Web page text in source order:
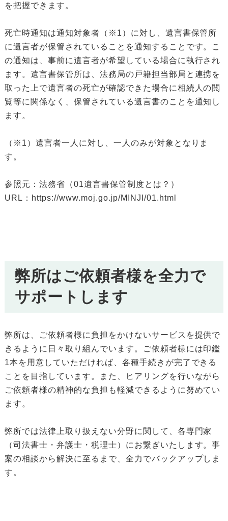
を把握できます。
死亡時通知は通知対象者（※1）に対し、遺言書保管所
に遺言者が保管されていることを通知することです。こ
の通知は、事前に遺言者が希望している場合に執行され
ます。遺言書保管所は、法務局の戸籍担当部局と連携を
取った上で遺言者の死亡が確認できた場合に相続人の閲
覧等に関係なく、保管されている遺言書のことを通知し
ます。
（※1）遺言者一人に対し、一人のみが対象となりま
す。
参照元：法務省（01遺言書保管制度とは？）
URL：https://www.moj.go.jp/MINJI/01.html
弊所はご依頼者様を全力で
サポートします
弊所は、ご依頼者様に負担をかけないサービスを提供で
きるように日々取り組んでいます。ご依頼者様には印鑑
1本を用意していただければ、各種手続きが完了できる
ことを目指しています。また、ヒアリングを行いながら
ご依頼者様の精神的な負担も軽減できるように努めてい
ます。
弊所では法律上取り扱えない分野に関して、各専門家
（司法書士・弁護士・税理士）にお繋ぎいたします。事
案の相談から解決に至るまで、全力でバックアップしま
す。